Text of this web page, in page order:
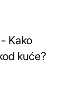
Kako
kuće?